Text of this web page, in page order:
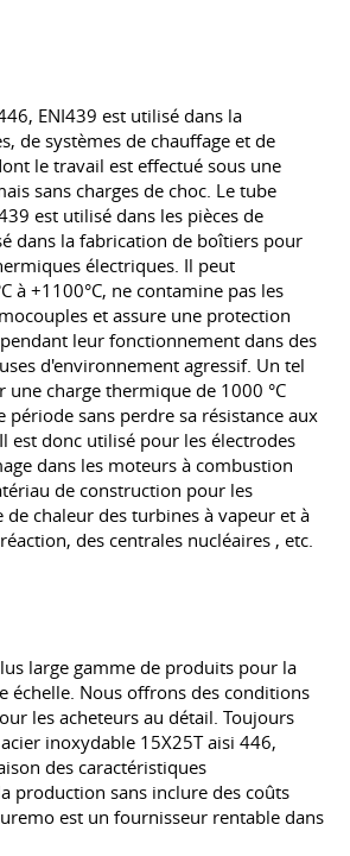
ENI439 est utilisé dans la
de systèmes de chauffage et de
le travail est effectué sous une
sans charges de choc. Le tube
est utilisé dans les pièces de
dans la fabrication de boîtiers pour
électriques. Il peut
à +1100°C, ne contamine pas les
et assure une protection
leur fonctionnement dans des
d'environnement agressif. Un tel
charge thermique de 1000 °C
période sans perdre sa résistance aux
est donc utilisé pour les électrodes
dans les moteurs à combustion
de construction pour les
de chaleur des turbines à vapeur et à
des centrales nucléaires , etc.
large gamme de produits pour la
échelle. Nous offrons des conditions
les acheteurs au détail. Toujours
inoxydable 15X25T aisi 446,
des caractéristiques
production sans inclure des coûts
est un fournisseur rentable dans